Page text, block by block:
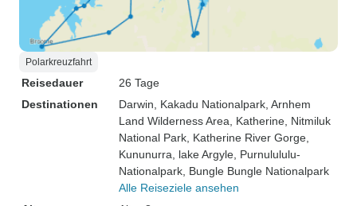
Polarkreuzfahrt
Reisedauer
26 Tage
Destinationen
Darwin , Kakadu Nationalpark , Arnhem
Land Wilderness Area , Katherine , Nitmiluk
National Park , Katherine River Gorge
Kununurra , lake Argyle , Purnulululu-
Nationalpark , Bungle Bungle Nationalpark
Alle Reiseziele ansehen